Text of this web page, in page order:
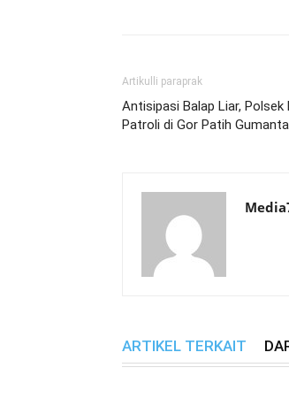
Artikulli paraprak
Antisipasi Balap Liar, Polsek
Patroli di Gor Patih
ARTIKEL TERKAIT